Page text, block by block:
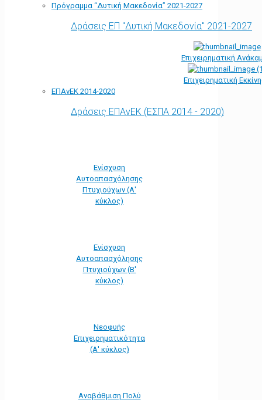
Πρόγραμμα “Δυτική Μακεδονία” 2021-2027
Δράσεις ΕΠ "Δυτική Μακεδονία" 2021-2027
Επιχειρηματική
Επιχειρηματική
ΕΠΑνΕΚ 2014-2020
Δράσεις ΕΠΑνΕΚ (ΕΣΠΑ 2014 - 2020)
Ενίσχυση
Αυτοαπασχόλησης
Πτυχιούχων (Α'
κύκλος)
Ενίσχυση
Αυτοαπασχόλησης
Πτυχιούχων (Β'
κύκλος)
Νεοφυής
Επιχειρηματικότητα
(Α' κύκλος)
Αναβάθμιση Πολύ